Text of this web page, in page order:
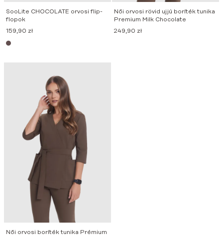
SooLite CHOCOLATE orvosi flip-
flopok
159,90 zł
Női orvosi rövid ujjú boríték tunika
Premium Milk Chocolate
249,90 zł
Női orvosi boríték tunika Prémium